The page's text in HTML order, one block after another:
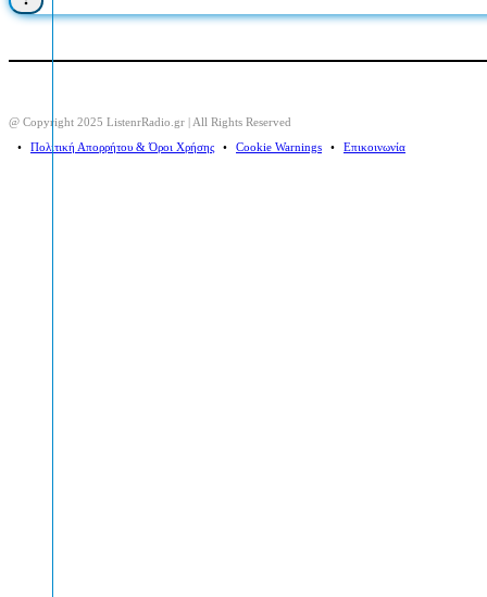
@ Copyright 2025 ListenrRadio.gr | All Rights Reserved
⠀•⠀ Πολιτική Απορρήτου & Όροι Χρήσης ⠀•⠀ Cookie Warnings ⠀•⠀ Επικοινωνία